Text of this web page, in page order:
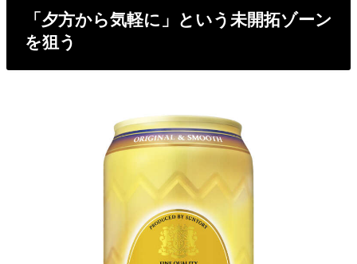
「夕方から気軽に」という未開拓ゾーン
を狙う